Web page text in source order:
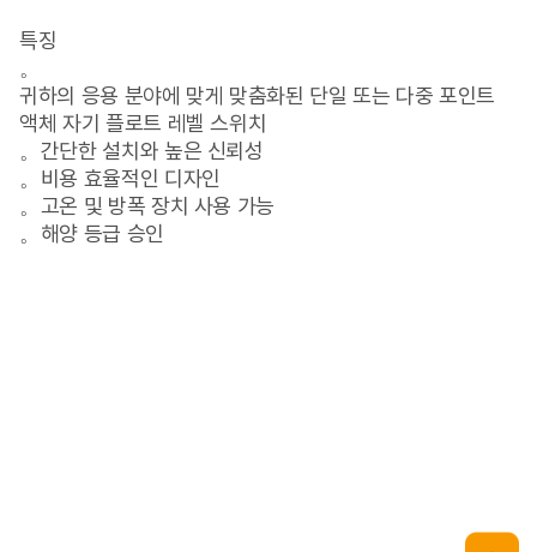
특징
。
귀하의 응용 분야에 맞게 맞춤화된 단일 또는 다중 포인트
액체 자기 플로트 레벨 스위치
。간단한 설치와 높은 신뢰성
。비용 효율적인 디자인
。고온 및 방폭 장치 사용 가능
。해양 등급 승인